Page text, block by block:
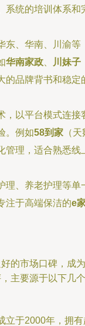
系统的培训体系和
东、华南、川渝等
华南家政
川妹子
的品牌背书和稳定
，以平台模式连接
。例如58到家 （
管理，适合熟悉线
理、养老护理等单
注于高端保洁的e
的市场口碑，成为
主要源于以下几个
立于2000年，拥